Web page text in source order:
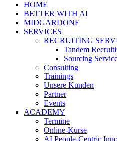
HOME
BETTER WITH AI
MIDGARDONE
SERVICES
RECRUITING
Tandem
Sourcing
Consulting
Trainings
Unsere Kunden
Partner
Events
ACADEMY
Termine
Online-Kurse
AI People-Centric